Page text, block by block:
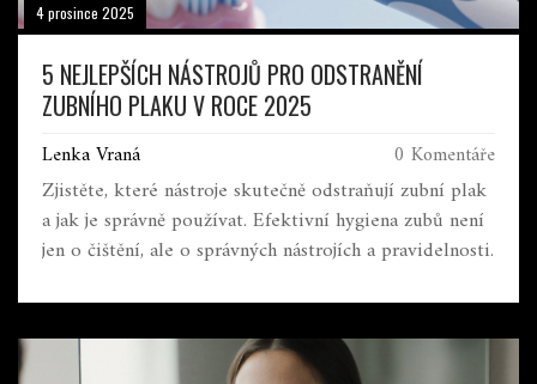
4 prosince 2025
5 NEJLEPŠÍCH NÁSTROJŮ PRO ODSTRANĚNÍ
ZUBNÍHO PLAKU V ROCE 2025
Lenka Vraná 0 Komentáře
Zjistěte, které nástroje skutečně odstraňují zubní plak
a jak je správně používat. Efektivní hygiena zubů není
jen o čištění, ale o správných nástrojích a pravidelnosti.